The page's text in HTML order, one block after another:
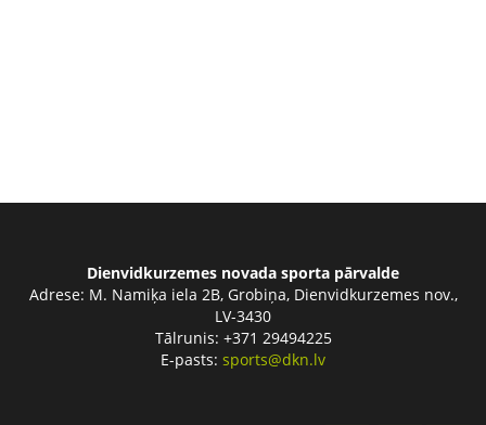
Dienvidkurzemes novada sporta pārvalde
Adrese: M. Namiķa iela 2B, Grobiņa, Dienvidkurzemes nov.,
LV-3430
Tālrunis: +371 29494225
E-pasts: sports@dkn.lv